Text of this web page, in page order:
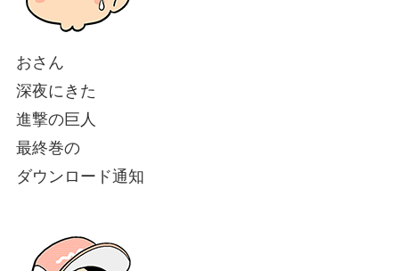
おさん
深夜にきた
進撃の巨人
最終巻の
ダウンロード通知